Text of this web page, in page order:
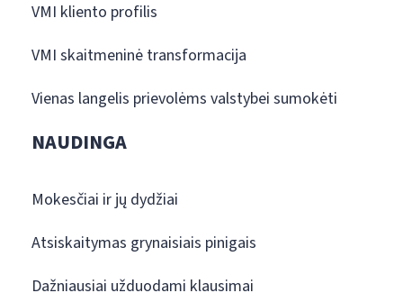
VMI kliento profilis
VMI skaitmeninė transformacija
Vienas langelis prievolėms valstybei sumokėti
NAUDINGA
Mokesčiai ir jų dydžiai
Atsiskaitymas grynaisiais pinigais
Dažniausiai užduodami klausimai